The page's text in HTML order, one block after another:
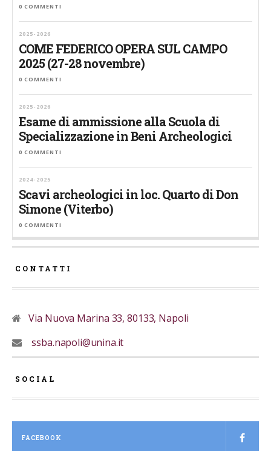
0 COMMENTI
2025-2026
COME FEDERICO OPERA SUL CAMPO
2025 (27-28 novembre)
0 COMMENTI
2025-2026
Esame di ammissione alla Scuola di
Specializzazione in Beni Archeologici
0 COMMENTI
2024-2025
Scavi archeologici in loc. Quarto di Don
Simone (Viterbo)
0 COMMENTI
CONTATTI
Via Nuova Marina 33, 80133, Napoli
ssba.napoli@unina.it
SOCIAL
FACEBOOK